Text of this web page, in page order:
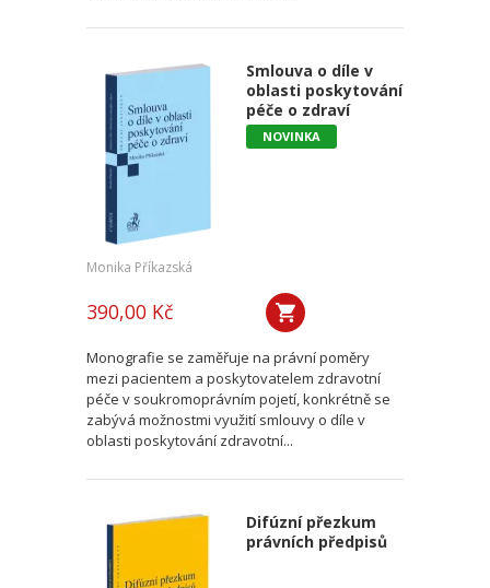
Smlouva o díle v
oblasti poskytování
péče o zdraví
NOVINKA
Monika Příkazská
390,00 Kč
Monografie se zaměřuje na právní poměry
mezi pacientem a poskytovatelem zdravotní
péče v soukromoprávním pojetí, konkrétně se
zabývá možnostmi využití smlouvy o díle v
oblasti poskytování zdravotní...
Difúzní přezkum
právních předpisů